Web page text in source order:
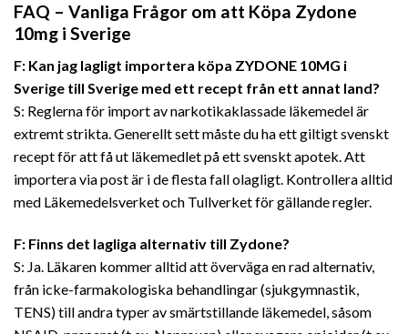
FAQ – Vanliga Frågor om att Köpa Zydone
10mg i Sverige
F: Kan jag lagligt importera köpa ZYDONE 10MG i
Sverige till Sverige med ett recept från ett annat land?
S: Reglerna för import av narkotikaklassade läkemedel är
extremt strikta. Generellt sett måste du ha ett giltigt svenskt
recept för att få ut läkemedlet på ett svenskt apotek. Att
importera via post är i de flesta fall olagligt. Kontrollera alltid
med Läkemedelsverket och Tullverket för gällande regler.
F: Finns det lagliga alternativ till Zydone?
S: Ja. Läkaren kommer alltid att överväga en rad alternativ,
från icke-farmakologiska behandlingar (sjukgymnastik,
TENS) till andra typer av smärtstillande läkemedel, såsom